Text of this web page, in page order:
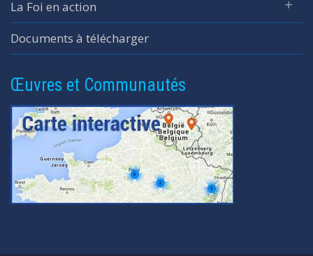
La Foi en action
Documents à télécharger
Œuvres et Communautés